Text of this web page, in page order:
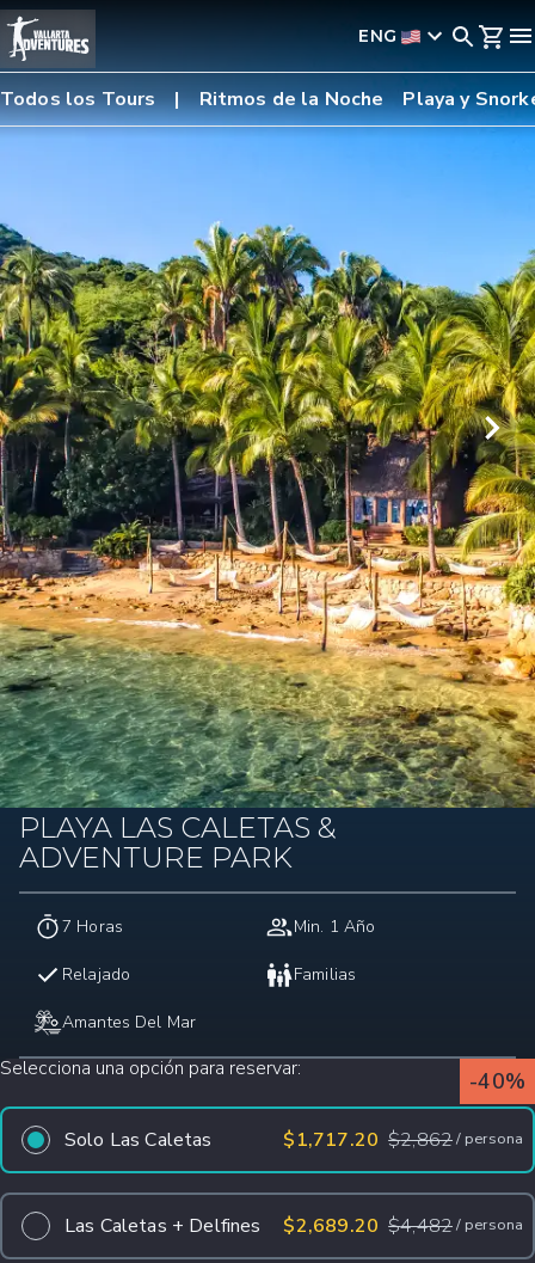
ENG
Todos los Tours Ritmos de la Noche Playa y
PLAYA LAS CALETAS &
ADVENTURE PARK
7 Horas Min. 1 Año
Relajado Familias
Amantes Del Mar
Selecciona una opción para reservar: -40%
Solo Las Caletas $1,717.20 $2,862/ persona
Las Caletas + Delfines $2,689.20 $4,482/ persona